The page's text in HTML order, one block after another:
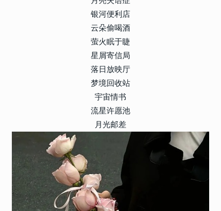
银河便利店
云朵偷喝酒
萤火眠于睫
星屑寄信局
落日放映厅
梦境回收站
宇宙情书
流星许愿池
月光邮差